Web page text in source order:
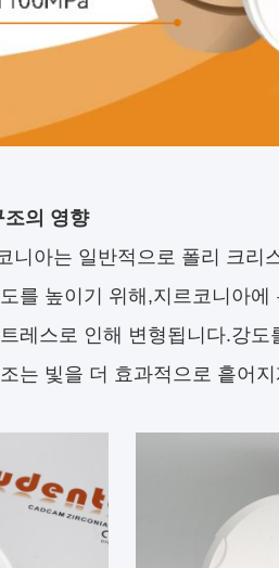
조의 영향
니아는 일반적으로 폴리 크
를 높이기 위해,지르코니아
레스로 인해 변형됩니다.강
는 빛을 더 효과적으로 흩어